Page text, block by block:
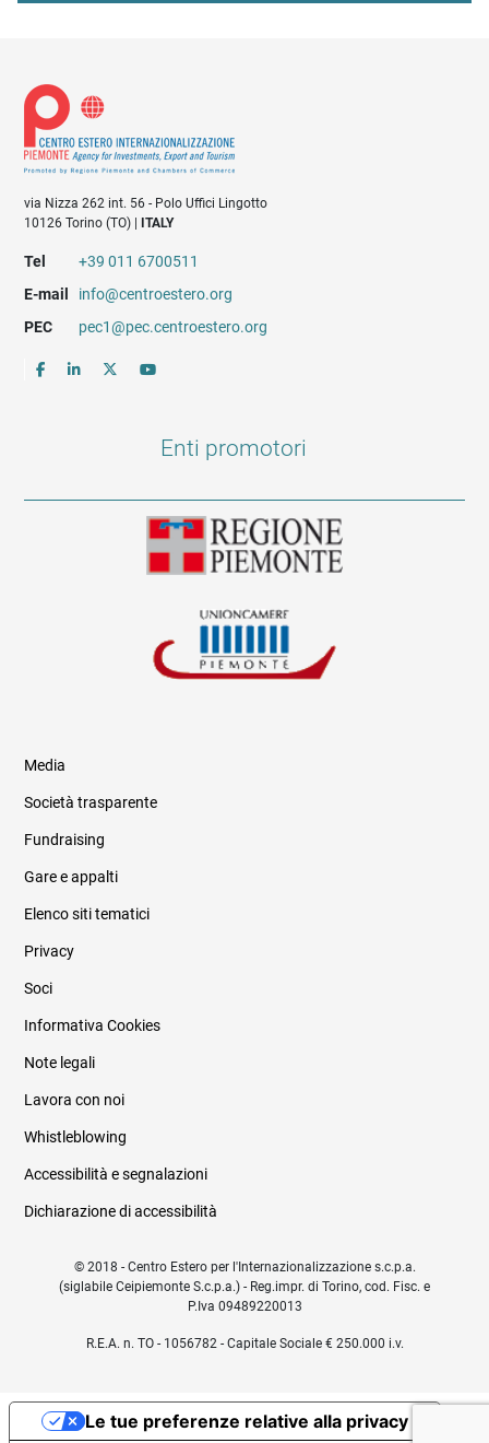
via Nizza 262 int. 56 - Polo Uffici Lingotto
10126 Torino (TO) |
ITALY
Tel
+39 011 6700511
E-mail
info@centroestero.org
PEC
pec1@pec.centroestero.org
Enti promotori
Informazioni legali e trasparenza
Media
Società trasparente
Fundraising
Gare e appalti
Elenco siti tematici
Privacy
Soci
Informativa Cookies
Note legali
Lavora con noi
Whistleblowing
Accessibilità e segnalazioni
Dichiarazione di accessibilità
© 2018 - Centro Estero per l'Internazionalizzazione s.c.p.a.
(siglabile Ceipiemonte S.c.p.a.) - Reg.impr. di Torino, cod. Fisc. e
P.Iva 09489220013
R.E.A. n. TO - 1056782 - Capitale Sociale € 250.000 i.v.
Le tue preferenze relative alla privacy